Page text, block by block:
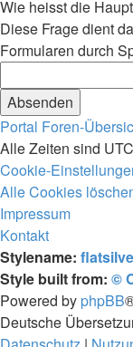
Wie heisst die
Diese Frage dient
Formularen durch
Portal Foren-
Alle Zeiten sind
Cookie-
Alle Cookies
Impressum
Kontakt
Stylename:
Style built from: ©
Powered by phpBB
Deutsche